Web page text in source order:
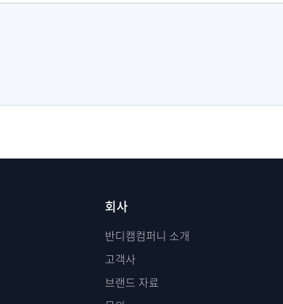
회사
반디캠컴퍼니 소개
고객사
브랜드 자료